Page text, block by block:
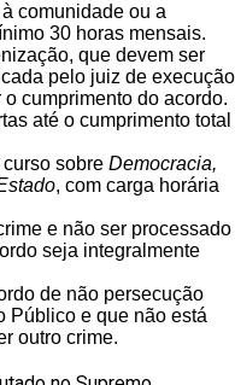
comunidade ou a
30 horas mensais.
que devem ser
pelo juiz de execução
cumprimento do acordo.
até o cumprimento total
sobre Democracia,
, com carga horária
e não ser processado
seja integralmente
de não persecução
Público e que não está
outro crime.